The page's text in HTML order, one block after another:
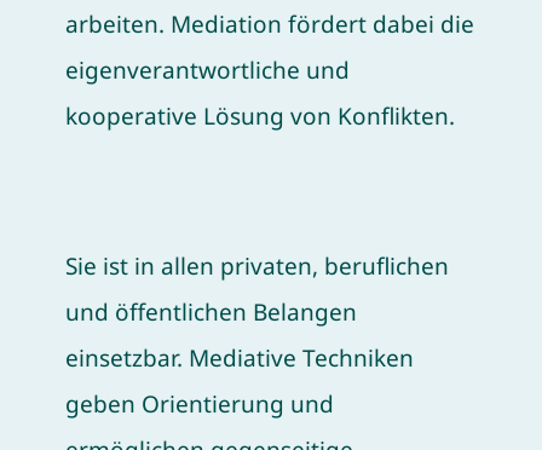
arbeiten. Mediation fördert dabei die
eigenverantwortliche und
kooperative Lösung von Konflikten.
Sie ist in allen privaten, beruflichen
und öffentlichen Belangen
einsetzbar. Mediative Techniken
geben Orientierung und